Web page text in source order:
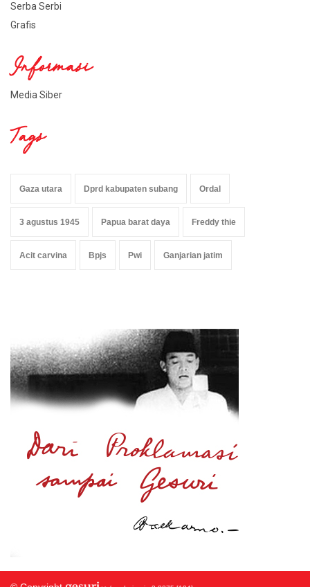
Serba Serbi
Grafis
Informasi
Media Siber
Tags
Gaza utara Dprd kabupaten subang Ordal
3 agustus 1945 Papua barat daya Freddy thie
Acit carvina Bpjs Pwi Ganjarian jatim